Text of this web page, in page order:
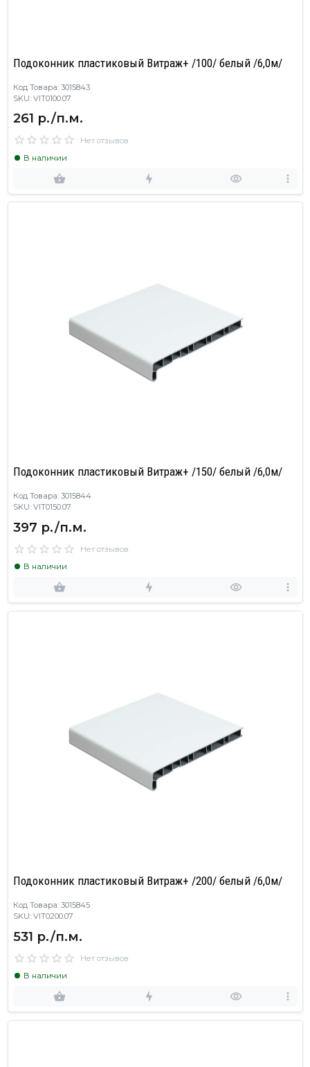
Подоконник пластиковый Витраж+ /100/ белый /6,0м/
Код Товара: 3015843
SKU: VIT0100.07
261 р./п.м.
Нет отзывов
В наличии
Подоконник пластиковый Витраж+ /150/ белый /6,0м/
Код Товара: 3015844
SKU: VIT0150.07
397 р./п.м.
Нет отзывов
В наличии
Подоконник пластиковый Витраж+ /200/ белый /6,0м/
Код Товара: 3015845
SKU: VIT0200.07
531 р./п.м.
Нет отзывов
В наличии